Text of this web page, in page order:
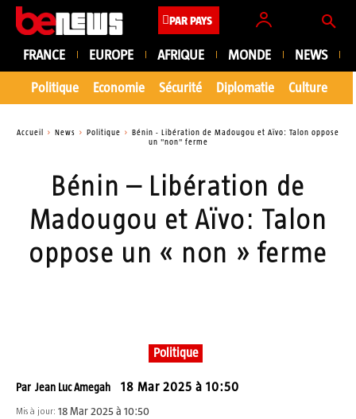
PAR PAYS
FRANCE EUROPE AFRIQUE MONDE NEWS
Politique Economie Sécurité Diplomatie Culture
Accueil News Politique
Bénin - Libération de Madougou et Aïvo: Talon oppose
un "non" ferme
Bénin – Libération de
Madougou et Aïvo: Talon
oppose un « non » ferme
Politique
Par Jean Luc Amegah 18 Mar 2025 à 10:50
Mis à jour: 18 Mar 2025 à 10:50